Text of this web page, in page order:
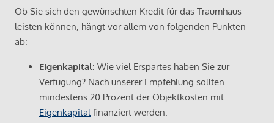
Ob Sie sich den gewünschten Kredit für das Traumhaus
leisten können, hängt vor allem von folgenden Punkten
ab:
Eigenkapital: Wie viel Erspartes haben Sie zur
Verfügung? Nach unserer Empfehlung sollten
mindestens 20 Prozent der Objektkosten mit
Eigenkapital finanziert werden.